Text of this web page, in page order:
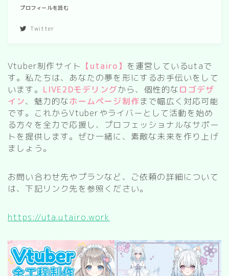
神社/寺院
街
SF/ファンタジー
サイバー
プロフィールを読む
Twitter
Vtuber制作サイト 【utairo】 を運営しているutaで
す。私たちは、あなたの夢を形にするお手伝いをして
います。 LIVE2Dモデリングから、個性的なロゴデザ
イン、魅力的なホームページ制作まで幅広く対応可能
です。これからVtuberやライバーとして活動を始め
る方々を全力で応援し、プロフェッショナルなサポー
トを提供します。ぜひ一緒に、素敵な未来を作り上げ
ましょう。
お問い合わせ先やプランなど、ご依頼の詳細について
は、下記リンク先を参照ください。
https://uta.utairo.work